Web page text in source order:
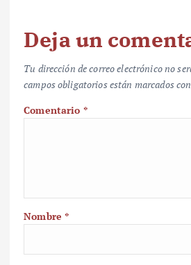
Deja un
Tu dirección de correo electrónico no
campos obligatorios están marcados con
Comentario *
Nombre*